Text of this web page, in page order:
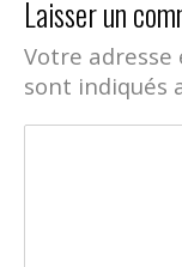
Laisser un
Votre adresse
sont indiqués